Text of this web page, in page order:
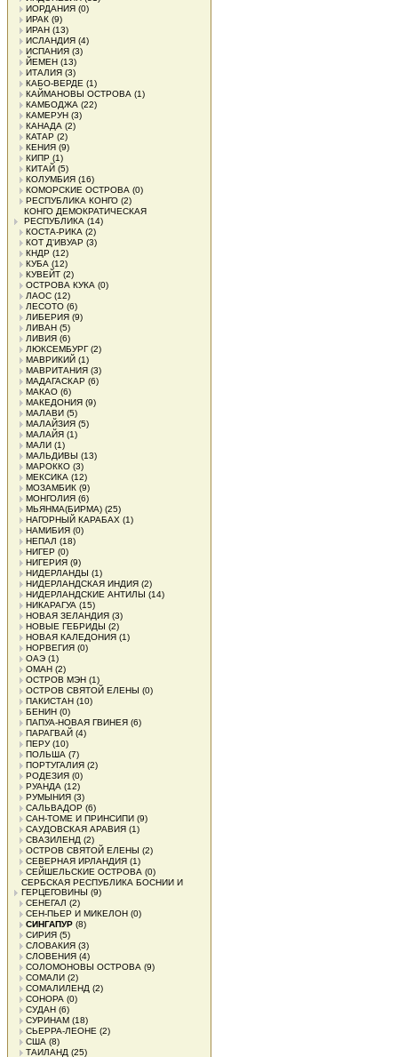
ИОРДАНИЯ (0)
ИРАК (9)
ИРАН (13)
ИСЛАНДИЯ (4)
ИСПАНИЯ (3)
ЙЕМЕН (13)
ИТАЛИЯ (3)
КАБО-ВЕРДЕ (1)
КАЙМАНОВЫ ОСТРОВА (1)
КАМБОДЖА (22)
КАМЕРУН (3)
КАНАДА (2)
КАТАР (2)
КЕНИЯ (9)
КИПР (1)
КИТАЙ (5)
КОЛУМБИЯ (16)
КОМОРСКИЕ ОСТРОВА (0)
РЕСПУБЛИКА КОНГО (2)
КОНГО ДЕМОКРАТИЧЕСКАЯ
РЕСПУБЛИКА (14)
КОСТА-РИКА (2)
КОТ Д'ИВУАР (3)
КНДР (12)
КУБА (12)
КУВЕЙТ (2)
ОСТРОВА КУКА (0)
ЛАОС (12)
ЛЕСОТО (6)
ЛИБЕРИЯ (9)
ЛИВАН (5)
ЛИВИЯ (6)
ЛЮКСЕМБУРГ(2)
МАВРИКИЙ (1)
МАВРИТАНИЯ (3)
МАДАГАСКАР (6)
МАКАО (6)
МАКЕДОНИЯ (9)
МАЛАВИ (5)
МАЛАЙЗИЯ (5)
МАЛАЙЯ (1)
МАЛИ (1)
МАЛЬДИВЫ (13)
МАРОККО (3)
МЕКСИКА (12)
МОЗАМБИК (9)
МОНГОЛИЯ (6)
МЬЯНМА(БИРМА) (25)
НАГОРНЫЙ КАРАБАХ (1)
НАМИБИЯ (0)
НЕПАЛ (18)
НИГЕР (0)
НИГЕРИЯ (9)
НИДЕРЛАНДЫ (1)
НИДЕРЛАНДСКАЯ ИНДИЯ (2)
НИДЕРЛАНДСКИЕ АНТИЛЫ (14)
НИКАРАГУА (15)
НОВАЯ ЗЕЛАНДИЯ (3)
НОВЫЕ ГЕБРИДЫ (2)
НОВАЯ КАЛЕДОНИЯ (1)
НОРВЕГИЯ (0)
ОАЭ (1)
ОМАН (2)
ОСТРОВ МЭН (1)
ОСТРОВ СВЯТОЙ ЕЛЕНЫ (0)
ПАКИСТАН (10)
БЕНИН (0)
ПАПУА-НОВАЯ ГВИНЕЯ (6)
ПАРАГВАЙ (4)
ПЕРУ(10)
ПОЛЬША (7)
ПОРТУГАЛИЯ (2)
РОДЕЗИЯ (0)
РУАНДА (12)
РУМЫНИЯ (3)
САЛЬВАДОР (6)
САН-ТОМЕ И ПРИНСИПИ (9)
САУДОВСКАЯ АРАВИЯ (1)
СВАЗИЛЕНД (2)
ОСТРОВ СВЯТОЙ ЕЛЕНЫ (2)
СЕВЕРНАЯ ИРЛАНДИЯ (1)
СЕЙШЕЛЬСКИЕ ОСТРОВА (0)
СЕРБСКАЯ РЕСПУБЛИКА БОСНИИ И
ГЕРЦЕГОВИНЫ (9)
СЕНЕГАЛ (2)
СЕН-ПЬЕР И МИКЕЛОН (0)
СИНГАПУР (8)
СИРИЯ (5)
СЛОВАКИЯ (3)
СЛОВЕНИЯ (4)
СОЛОМОНОВЫ ОСТРОВА (9)
СОМАЛИ (2)
СОМАЛИЛЕНД (2)
СОНОРА (0)
СУДАН (6)
СУРИНАМ (18)
СЬЕРРА-ЛЕОНЕ (2)
США (8)
ТАИЛАНД (25)